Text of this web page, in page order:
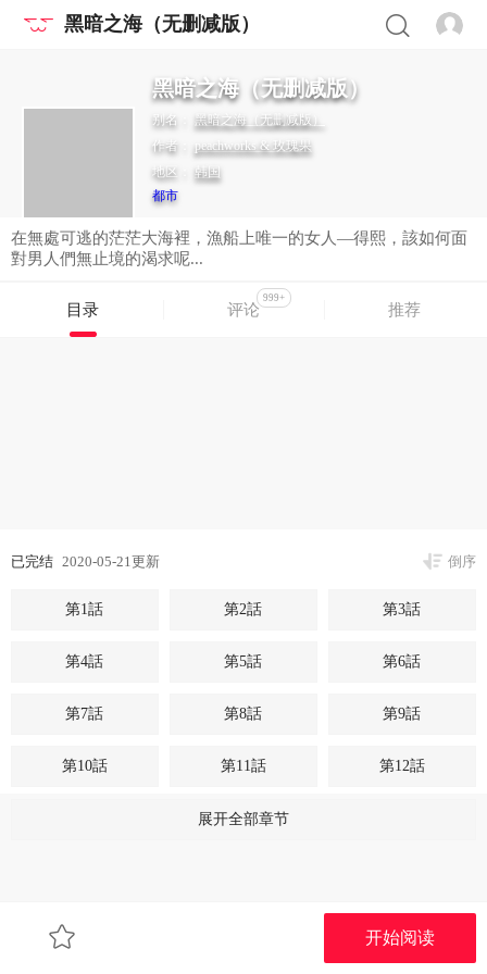
黑暗之海（无删减版）
黑暗之海（无删减版）
别名： 黑暗之海（无删减版）
作者： peachworks & 玫瑰果
地区： 韩国
都市
在無處可逃的茫茫大海裡，漁船上唯一的女人—得熙，該如何面
對男人們無止境的渴求呢...
目录 评论
999+
推荐
已完结 2020-05-21更新 倒序
第1話 第2話 第3話
第4話 第5話 第6話
第7話 第8話 第9話
第10話 第11話 第12話
第14話
第19話
开始阅读
展开全部章节